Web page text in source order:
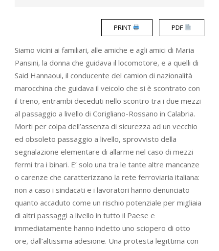
PRINT PDF
Siamo vicini ai familiari, alle amiche e agli amici di Maria
Pansini, la donna che guidava il locomotore, e a quelli di
Said Hannaoui, il conducente del camion di nazionalità
marocchina che guidava il veicolo che si è scontrato con
il treno, entrambi deceduti nello scontro tra i due mezzi
al passaggio a livello di Corigliano-Rossano in Calabria.
Morti per colpa dell’assenza di sicurezza ad un vecchio
ed obsoleto passaggio a livello, sprovvisto della
segnalazione elementare di allarme nel caso di mezzi
fermi tra i binari. E’ solo una tra le tante altre mancanze
o carenze che caratterizzano la rete ferroviaria italiana:
non a caso i sindacati e i lavoratori hanno denunciato
quanto accaduto come un rischio potenziale per migliaia
di altri passaggi a livello in tutto il Paese e
immediatamente hanno indetto uno sciopero di otto
ore, dall’altissima adesione. Una protesta legittima con